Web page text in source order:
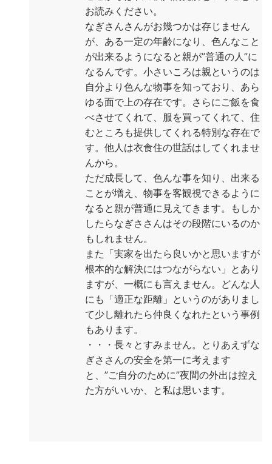
お読みください。
なぎさんさんがお幾つかは存じません
が、ある一定の年齢になり、色んなこと
が出来るようになると親が”普通の人”に
なるんです。小さいころは親というのは
自分より色んな物事を知っており、あら
ゆる面で上の存在です。さらにご飯を食
べさせてくれて、服を買ってくれて、住
むところも提供してくれる特別な存在で
す。他人は衣食住の世話はしてくれませ
んから。
ただ成長して、色んな事を知り、出来る
ことが増え、物事を客観視できるように
なると親が普通に見えてきます。もしか
したらなぎささんはその段階にいるのか
もしれません。
また「実家を出たら良いかと思いますが
根本的な解決にはつながらない」とあり
ますが、一概にも言えません。どんな人
にも「適正な距離」というのがありまし
て少し離れたら仲良くなれたという事例
もあります。
・・・長々とすみません。とりあえずな
ぎささんの安全を第一に考えます
と、”ご自分のために”夜間の外出は控え
た方がいいか、と私は思います。